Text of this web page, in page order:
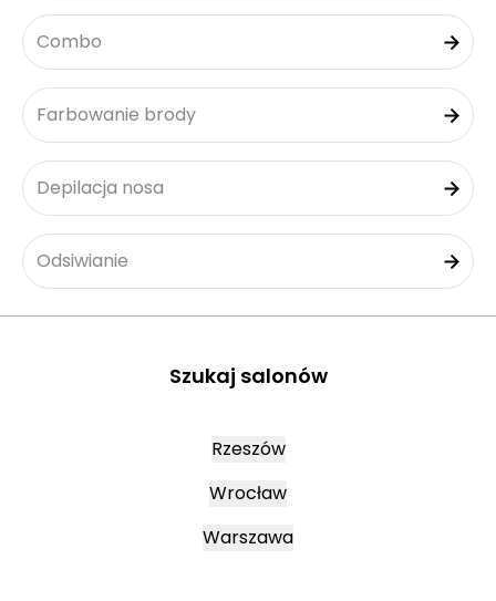
Combo
Farbowanie brody
Depilacja nosa
Odsiwianie
Szukaj salonów
Rzeszów
Wrocław
Warszawa